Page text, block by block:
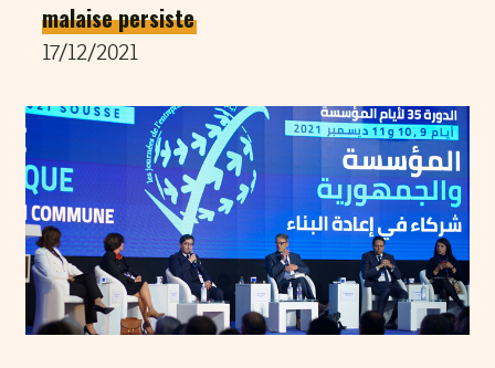
malaise persiste
17/12/2021